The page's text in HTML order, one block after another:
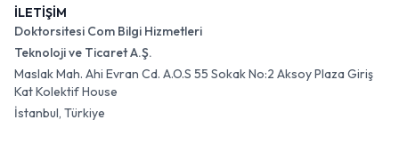
İLETİŞİM
Doktorsitesi Com Bilgi Hizmetleri
Teknoloji ve Ticaret A.Ş.
Maslak Mah. Ahi Evran Cd. A.O.S 55 Sokak No:2 Aksoy Plaza Giriş
Kat Kolektif House
İstanbul, Türkiye